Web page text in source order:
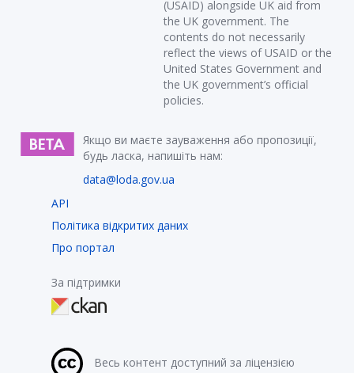
(USAID) alongside UK aid from
the UK government. The
contents do not necessarily
reflect the views of USAID or the
United States Government and
the UK government’s official
policies.
Якщо ви маєте зауваження або пропозиції,
будь ласка, напишіть нам:
data@loda.gov.ua
API
Політика відкритих даних
Про портал
За підтримки
Весь контент доступний за ліцензією